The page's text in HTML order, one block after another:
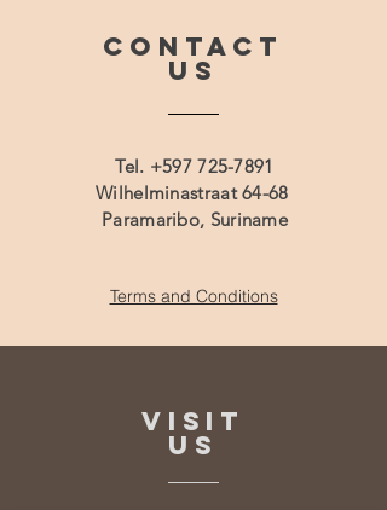
CONTACT
US
Tel. +597 725-7891
Wilhelminastraat 64-68
Paramaribo, Suriname
Terms and Conditions
VISIT
US